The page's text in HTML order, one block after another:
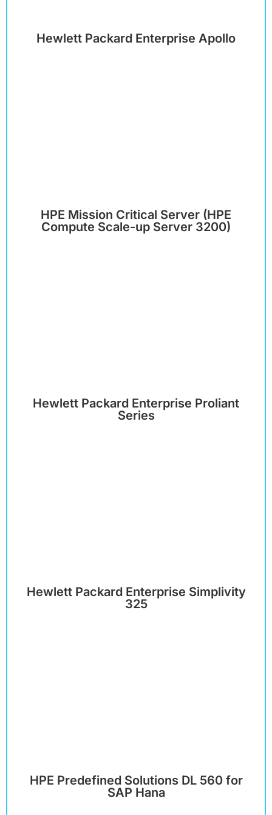
Hewlett Packard Enterprise Apollo
HPE Mission Critical Server (HPE
Compute Scale-up Server 3200)
Hewlett Packard Enterprise Proliant
Series
Hewlett Packard Enterprise Simplivity
325
HPE Predefined Solutions DL 560 for
SAP Hana